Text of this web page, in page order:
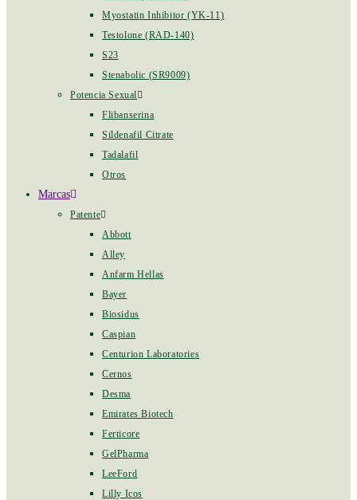
Myostatin Inhibitor (YK-11)
Testolone (RAD-140)
S23
Stenabolic (SR9009)
Potencia Sexual
Flibanserina
Sildenafil Citrate
Tadalafil
Otros
Marcas
Patente
Abbott
Alley
Anfarm Hellas
Bayer
Biosidus
Caspian
Centurion Laboratories
Cernos
Desma
Emirates Biotech
Ferticore
GelPharma
LeeFord
Lilly Icos